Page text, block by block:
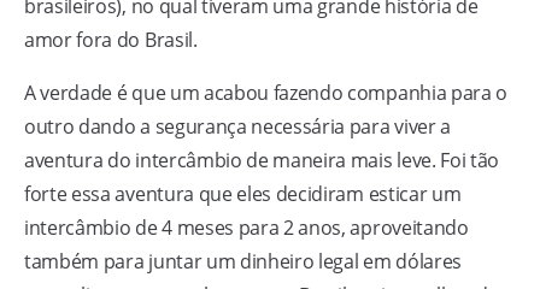
brasileiros), no qual tiveram uma grande história de
amor fora do Brasil.
A verdade é que um acabou fazendo companhia para o
outro dando a segurança necessária para viver a
aventura do intercâmbio de maneira mais leve. Foi tão
forte essa aventura que eles decidiram esticar um
intercâmbio de 4 meses para 2 anos, aproveitando
também para juntar um dinheiro legal em dólares